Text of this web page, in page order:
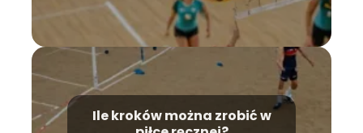
Ile kroków można zrobić w